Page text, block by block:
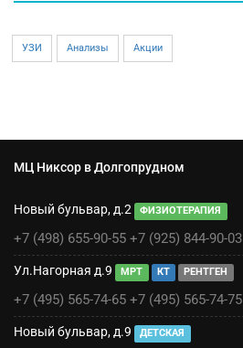
УЗИ Анализы Акции
МЦ Никсор в Долгопрудном
Новый бульвар, д.2 ФИЗИОТЕРАПИЯ
+7 (498) 655-90-55 +7 (925) 844-90-03
Ул.Нагорная д.9 МРТ КТ РЕНТГЕН
+7 (495) 565-74-65 +7 (495) 565-74-75
Новый бульвар, д.9 ДЕТСКАЯ